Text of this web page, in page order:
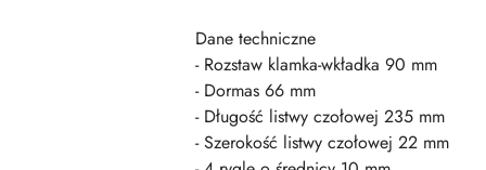
Dane techniczne
- Rozstaw klamka-wkładka 90 mm
- Dormas 66 mm
- Długość listwy czołowej 235 mm
- Szerokość listwy czołowej 22 mm